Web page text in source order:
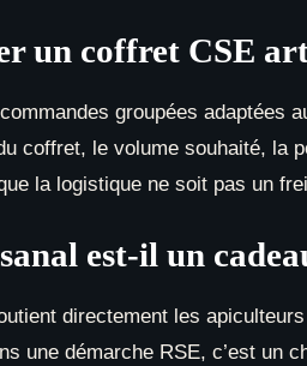
un coffret CSE
groupées
coffret, le volume souhaité, la
la logistique ne soit pas un
est-il un
directement les
une démarche RSE, c’est un